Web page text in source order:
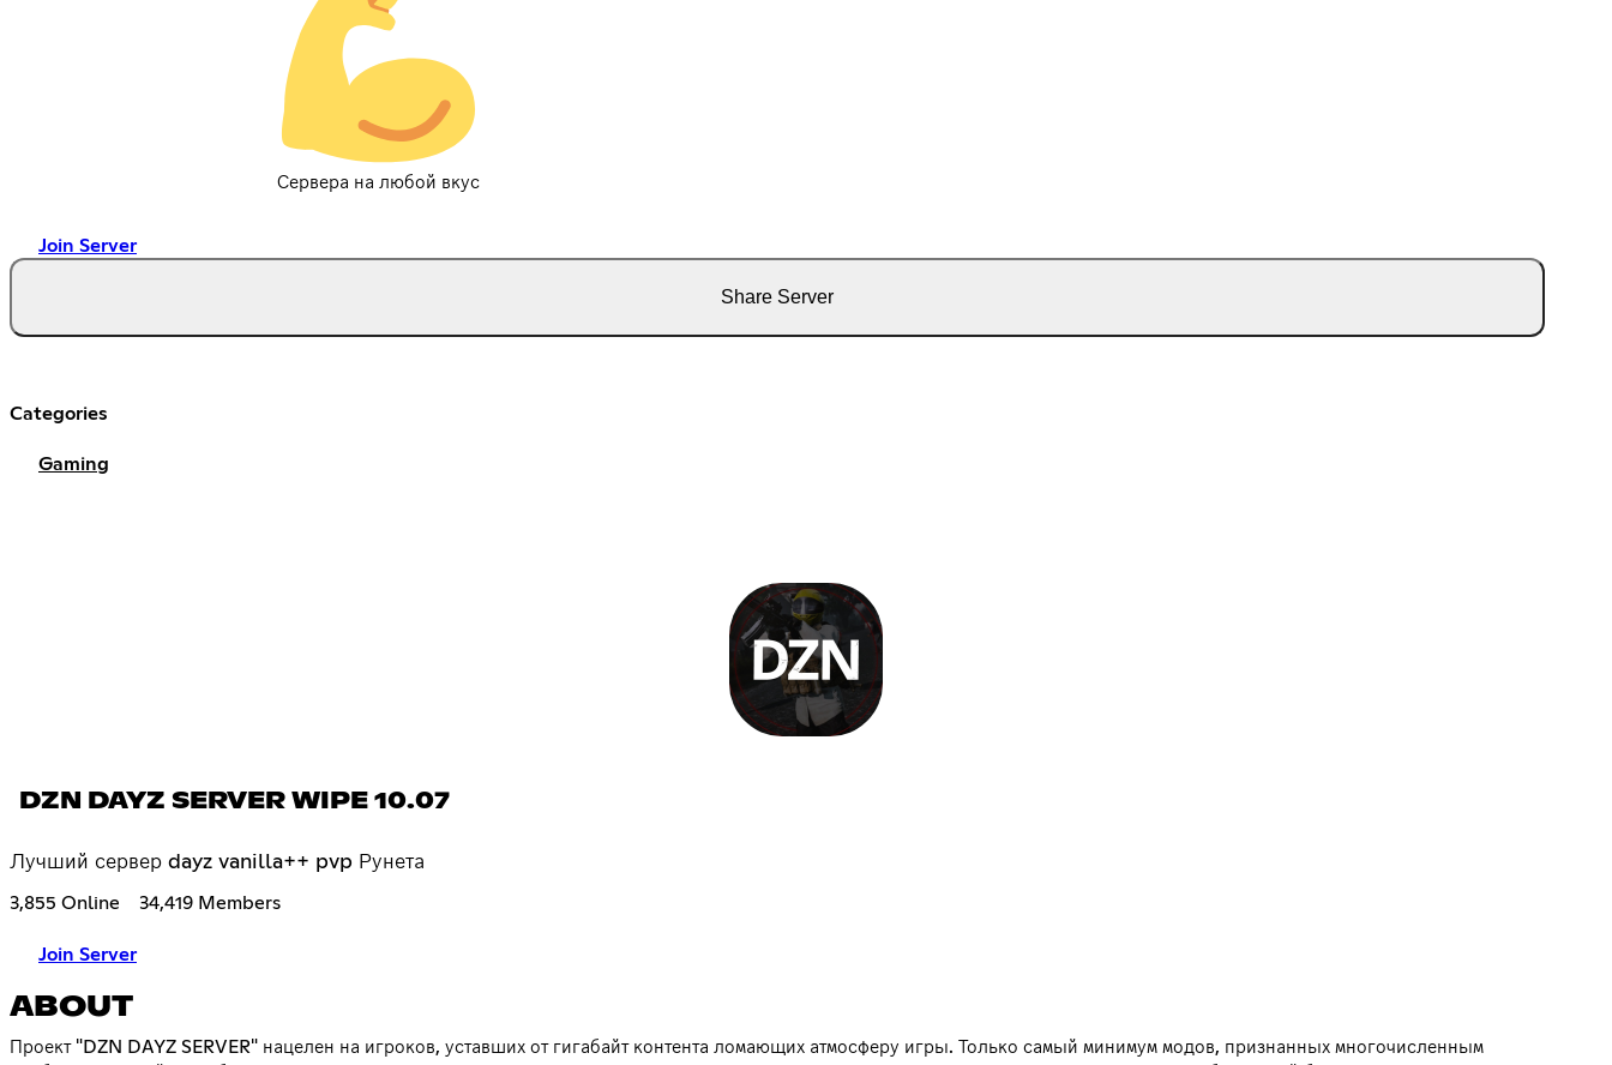
Сервера на любой вкус
Join Server
Share Server
Categories
Gaming
DZN DAYZ SERVER WIPE 10.07
Лучший сервер dayz vanilla++ pvp Рунета
3,855 Online 34,419 Members
Join Server
ABOUT
Проект "DZN DAYZ SERVER" нацелен на игроков, уставших от гигабайт контента ломающих атмосферу игры. Только самый минимум модов, признанных многочисленным